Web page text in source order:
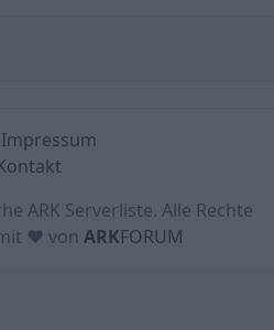
Impressum
ARK Serverliste. Alle Rechte
♥ von ARKFORUM